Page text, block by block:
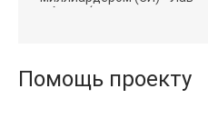
Агата (полная версия
Помощь проекту